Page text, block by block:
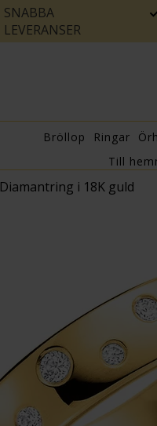
SNABBA
LEVERANSER
Bröllop Ringar
Till
Diamantring i 18K guld